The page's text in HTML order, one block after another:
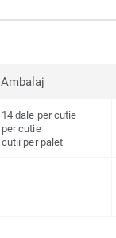
Ambalaj
14 dale per cutie
per cutie
cutii per palet